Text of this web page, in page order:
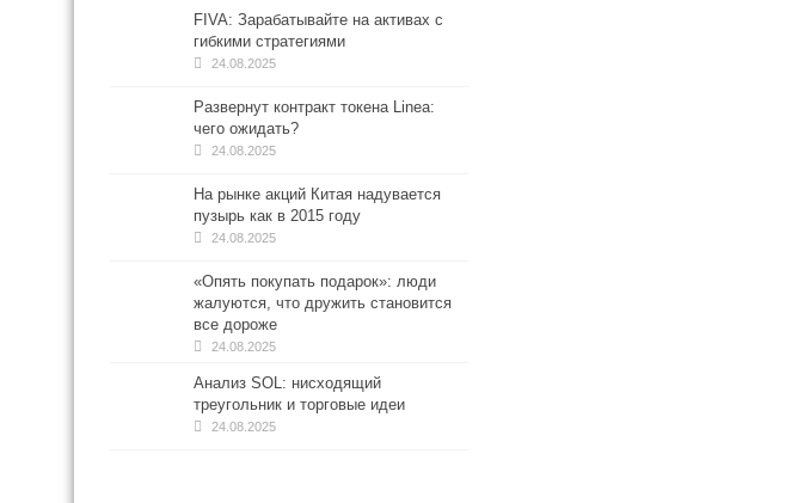
FIVA: Зарабатывайте на активах с
гибкими стратегиями
24.08.2025
Развернут контракт токена Linea:
чего ожидать?
24.08.2025
На рынке акций Китая надувается
пузырь как в 2015 году
24.08.2025
«Опять покупать подарок»: люди
жалуются, что дружить становится
все дороже
24.08.2025
Анализ SOL: нисходящий
треугольник и торговые идеи
24.08.2025